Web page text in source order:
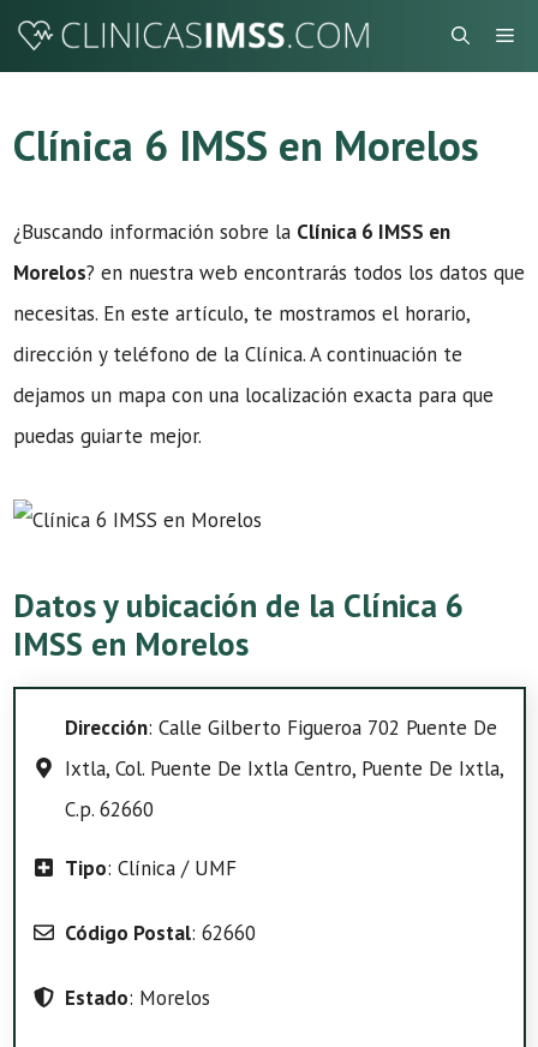
Saltar
Clínica 6 IMSS en Morelos
¿Buscando información sobre la Clínica 6 IMSS en
Morelos? en nuestra web encontrarás todos los datos que
necesitas. En este artículo, te mostramos el horario,
dirección y teléfono de la Clínica. A continuación te
dejamos un mapa con una localización exacta para que
puedas guiarte mejor.
Datos y ubicación de la Clínica 6
IMSS en Morelos
Dirección: Calle Gilberto Figueroa 702 Puente De
Ixtla, Col. Puente De Ixtla Centro, Puente De Ixtla,
C.p. 62660
Tipo: Clínica / UMF
Código Postal: 62660
Estado: Morelos